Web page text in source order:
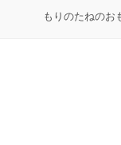
もりのたねのお